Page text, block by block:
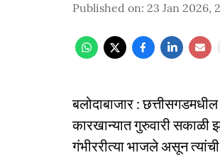
Published on: 23 Jan 2026,
बलोदाबाजार :
कारखान्यात गुरुवारी सकाळी
गंभीररीत्या भाजले असून